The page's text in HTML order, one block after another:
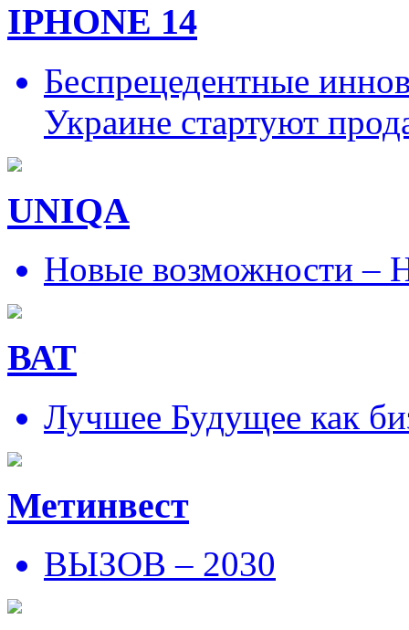
IPHONE 14
Беспрецедентные
Украине стартуют
UNIQA
Новые возможности –
ВАТ
Лучшее Будущее как
Метинвест
ВЫЗОВ – 2030